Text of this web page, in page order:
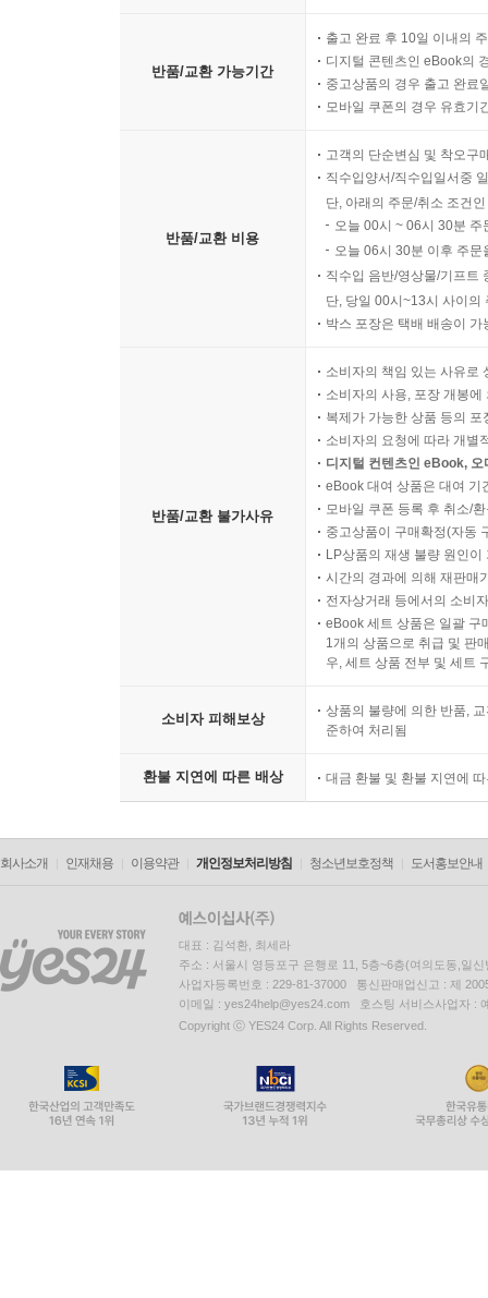
반품/교환 가능기간
출고 완료 후 10일 이내의
디지털 콘텐츠인 eBook의
중고상품의 경우 출고 완료
모바일 쿠폰의 경우 유효기
반품/교환 비용
고객의 단순변심 및 착오구
직수입양서/직수입일서중
단, 아래의 주문/취소 조건
오늘 00시 ~ 06시 30분
오늘 06시 30분 이후 주
직수입 음반/영상물/기프트
단, 당일 00시~13시 사이의
박스 포장은 택배 배송이
반품/교환 불가사유
소비자의 책임 있는 사유로
소비자의 사용, 포장 개봉
복제가 가능한 상품 등의
소비자의 요청에 따라 개별
디지털 컨텐츠인 eBook,
eBook 대여 상품은 대여 기
모바일 쿠폰 등록 후 취소/
중고상품이 구매확정(자동
LP상품의 재생 불량 원인
시간의 경과에 의해 재판매
전자상거래 등에서의 소비
eBook 세트 상품은 일괄 구
1개의 상품으로 취급 및 판
우, 세트 상품 전부 및 세트
소비자 피해보상
상품의 불량에 의한 반품,
준하여 처리됨
환불 지연에 따른 배상 대금 환불 및 환불 지연에
회사소개 인재채용 이용약관 개인정보처리방침 청소년보호정책 도서홍보안내
대표 : 김석환, 최세라
주소 : 서울시 영등포구 은행로 11, 5층~6층(여의도동,일신
사업자등록번호 : 229-81-37000 통신판매업신고 : 제
이메일 : yes24help@yes24.com 호스팅 서비스사업자 :
Copyright ⓒ YES24 Corp. All Rights Reserved.